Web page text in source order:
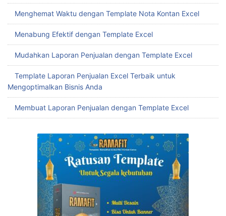
Menghemat Waktu dengan Template Nota Kontan Excel
Menabung Efektif dengan Template Excel
Mudahkan Laporan Penjualan dengan Template Excel
Template Laporan Penjualan Excel Terbaik untuk
Mengoptimalkan Bisnis Anda
Membuat Laporan Penjualan dengan Template Excel